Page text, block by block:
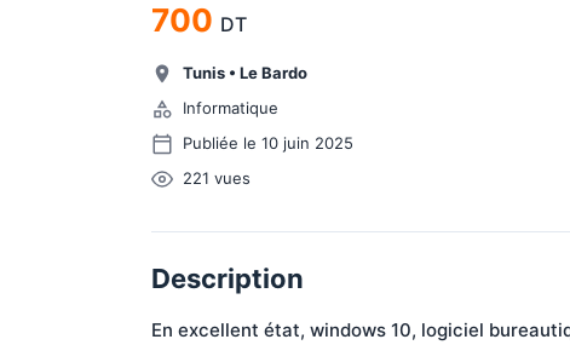
700 DT
Tunis• Le Bardo
Informatique
Publiée le 10 juin 2025
221 vues
Description
En excellent état, windows 10, logiciel